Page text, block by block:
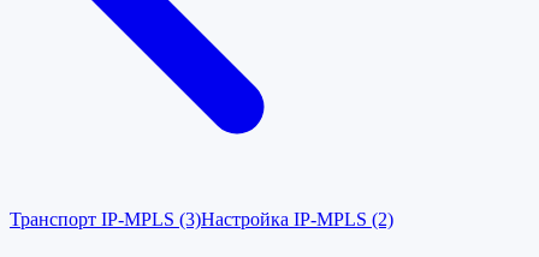
Транспорт IP-MPLS (3)Настройка IP-MPLS (2)